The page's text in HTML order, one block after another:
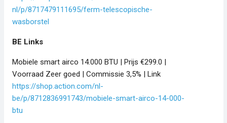
nl/p/8717479111695/ferm-telescopische-
wasborstel
BE Links
Mobiele smart airco 14.000 BTU | Prijs €299.0 |
Voorraad Zeer goed | Commissie 3,5% | Link
https://shop.action.com/nl-
be/p/8712836991743/mobiele-smart-airco-14-000-
btu